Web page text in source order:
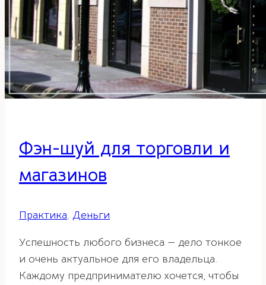
Фэн-шуй для торговли и
магазинов
Практика, Деньги
Успешность любого бизнеса — дело тонкое
и очень актуальное для его владельца.
Каждому предпринимателю хочется, чтобы